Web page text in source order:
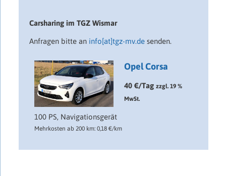
Carsharing im TGZ Wismar
Anfragen bitte an info[at]tgz-mv.desenden.
Opel Corsa
40 €/Tag zzgl. 19 %
MwSt.
100 PS, Navigationsgerät
Mehrkosten ab 200 km: 0,18 €/km